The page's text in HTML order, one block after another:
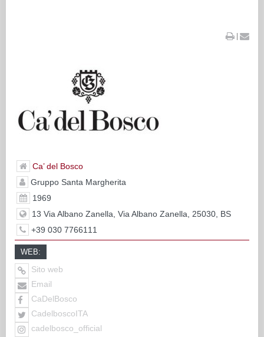
|
Ca’ del Bosco
Gruppo Santa Margherita
1969
13 Via Albano Zanella, Via Albano Zanella, 25030, BS
+39 030 7766111
WEB:
Sito web
Email
CaDelBosco
CadelboscoITA
cadelbosco_official